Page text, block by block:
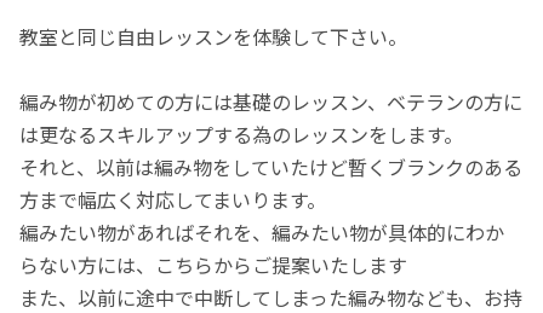
教室と同じ自由レッスンを体験して下さい。
編み物が初めての方には基礎のレッスン、ベテランの方に
は更なるスキルアップする為のレッスンをします。
それと、以前は編み物をしていたけど暫くブランクのある
方まで幅広く対応してまいります。
編みたい物があればそれを、編みたい物が具体的にわか
らない方には、こちらからご提案いたします
また、以前に途中で中断してしまった編み物なども、お持